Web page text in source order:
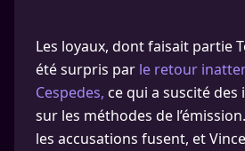
Les loyaux, dont faisait partie
été surpris par le retour
Cespedes, ce qui a suscité
sur les méthodes de
les accusations fusent, et